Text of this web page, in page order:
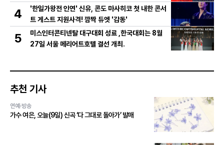
총출동! 댄스 본능 깨운다!
4
'한일가왕전 인연' 신유, 콘도 마사히코 첫 내한 콘서
트 게스트 지원사격! 깜짝 듀엣 '감동'
5
미스인터콘티넨탈 대구대회 성료 ,한국대회는 8월
27일 서울 메리어트호텔 결선 개최.
추천 기사
연예·방송
가수 여은, 오늘(9일) 신곡 ‘다 그대로 돌아가’ 발매